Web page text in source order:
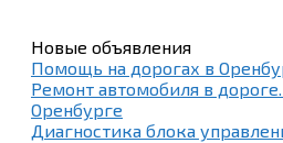
Новые объявления
Помощь на дорогах в
Ремонт автомобиля в
Оренбурге
Диагностика блока